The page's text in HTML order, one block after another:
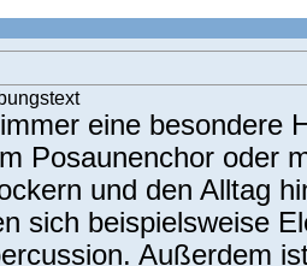
eine besondere
Posaunenchor oder
und den Alltag
sich beispielsweise
Außerdem